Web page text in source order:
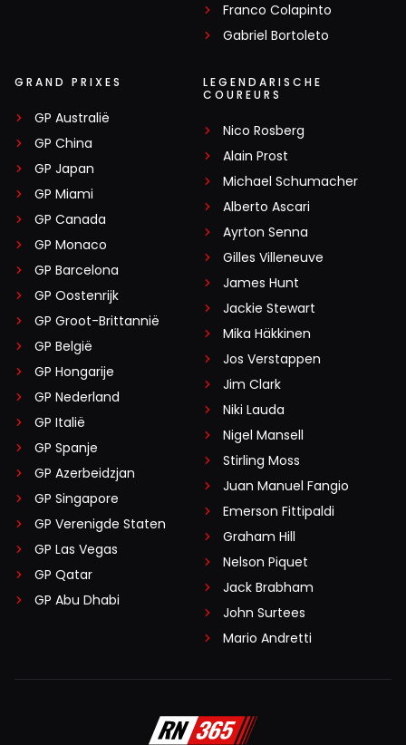
Franco Colapinto
Gabriel Bortoleto
GRAND PRIXES
GP Australië
GP China
GP Japan
GP Miami
GP Canada
GP Monaco
GP Barcelona
GP Oostenrijk
GP Groot-Brittannië
GP België
GP Hongarije
GP Nederland
GP Italië
GP Spanje
GP Azerbeidzjan
GP Singapore
GP Verenigde Staten
GP Las Vegas
GP Qatar
GP Abu Dhabi
LEGENDARISCHE
COUREURS
Nico Rosberg
Alain Prost
Michael Schumacher
Alberto Ascari
Ayrton Senna
Gilles Villeneuve
James Hunt
Jackie Stewart
Mika Häkkinen
Jos Verstappen
Jim Clark
Niki Lauda
Nigel Mansell
Stirling Moss
Juan Manuel Fangio
Emerson Fittipaldi
Graham Hill
Nelson Piquet
Jack Brabham
John Surtees
Mario Andretti